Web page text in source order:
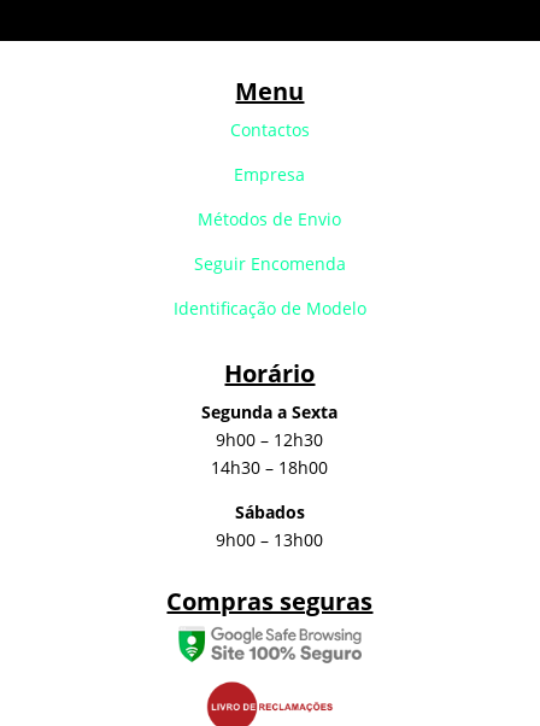
Menu
Contactos
Empresa
Métodos de Envio
Seguir Encomenda
Identificação de Modelo
Horário
Segunda a Sexta
9h00 – 12h30
14h30 – 18h00
Sábados
9h00 – 13h00
Compras seguras